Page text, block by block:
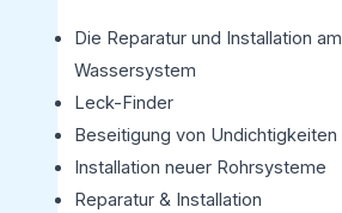
Die Reparatur und Installation am
Wassersystem
Leck-Finder
Beseitigung von Undichtigkeiten
Installation neuer Rohrsysteme
Reparatur & Installation